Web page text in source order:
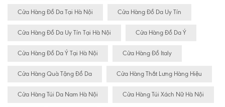
Cửa Hàng Đồ Da Tại Hà Nội Cửa Hàng Đồ Da Uy Tín
Cửa Hàng Đồ Da Uy Tín Tại Hà Nội Cửa Hàng Đồ Da Ý
Cửa Hàng Đồ Da Ý Tại Hà Nội Cửa Hàng Đồ Italy
Cửa Hàng Quà Tặng Đồ Da Cửa Hàng Thắt Lưng Hàng Hiệu
Cửa Hàng Túi Da Nam Hà Nội Cửa Hàng Túi Xách Nữ Hà Nội